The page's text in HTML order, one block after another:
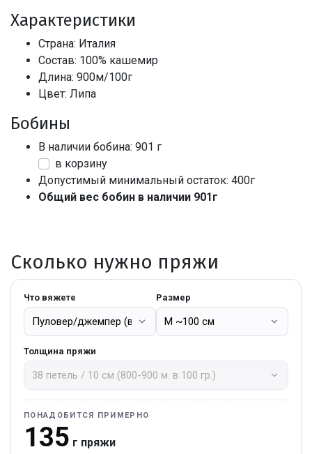
Характеристики
Страна: Италия
Состав: 100% кашемир
Длина: 900м/100г
Цвет: Липа
Бобины
В наличии бобина: 901 г
в корзину
Допустимый минимальный остаток: 400г
Общий вес бобин в наличии 901г
Сколько нужно пряжи
Что вяжете Размер
Толщина пряжи
ПОНАДОБИТСЯ ПРИМЕРНО
135 г пряжи